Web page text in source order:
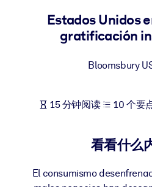
将简短且经过验证的知识引入您
面向人工智能系统
Estados Unidos
gratificación
Bloomsbury
15 分钟阅读 10 个要
看看什么
El consumismo